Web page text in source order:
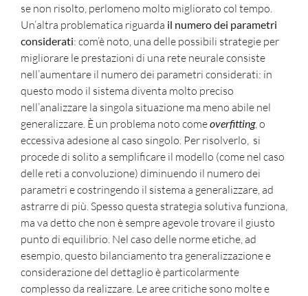
se non risolto, perlomeno molto migliorato col tempo.
Un’altra problematica riguarda il numero dei parametri
considerati: com’è noto, una delle possibili strategie per
migliorare le prestazioni di una rete neurale consiste
nell’aumentare il numero dei parametri considerati: in
questo modo il sistema diventa molto preciso
nell’analizzare la singola situazione ma meno abile nel
generalizzare. È un problema noto comeoverfitting, o
eccessiva adesione al caso singolo. Per risolverlo, si
procede di solito a semplificare il modello (come nel caso
delle reti a convoluzione) diminuendo il numero dei
parametri e costringendo il sistema a generalizzare, ad
astrarre di più. Spesso questa strategia solutiva funziona,
ma va detto che non è sempre agevole trovare il giusto
punto di equilibrio. Nel caso delle norme etiche, ad
esempio, questo bilanciamento tra generalizzazione e
considerazione del dettaglio è particolarmente
complesso da realizzare. Le aree critiche sono molte e